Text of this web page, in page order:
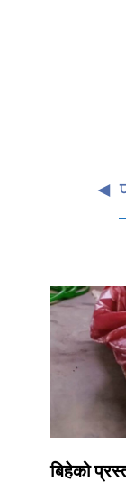
◄
बिहेको